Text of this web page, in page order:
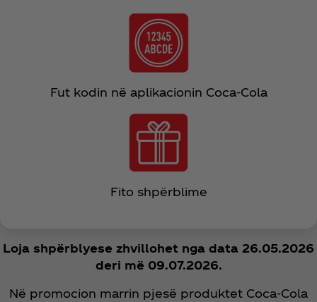
Fut kodin në aplikacionin Coca‑Cola
Fito shpërblime
Loja shpërblyese zhvillohet nga data 26.05.2026
deri më 09.07.2026.
Në promocion marrin pjesë produktet Coca‑Cola